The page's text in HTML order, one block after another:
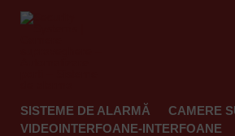
SISTEME DE ALARMĂ CAMERE
VIDEOINTERFOANE-INTERFOANE